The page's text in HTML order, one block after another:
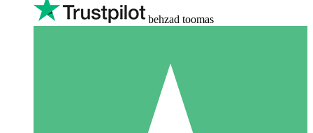
behzad toomas